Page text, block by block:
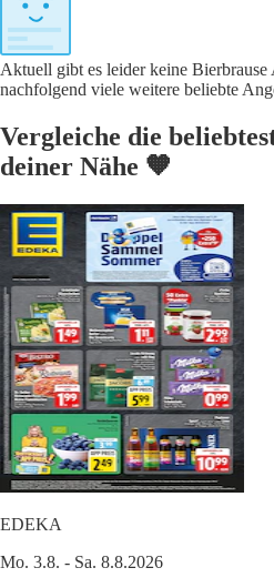
Aktuell gibt es leider keine Bierbrause
nachfolgend viele weitere beliebte
Vergleiche die
deiner Nähe 🧡
EDEKA
Mo. 3.8. - Sa. 8.8.2026